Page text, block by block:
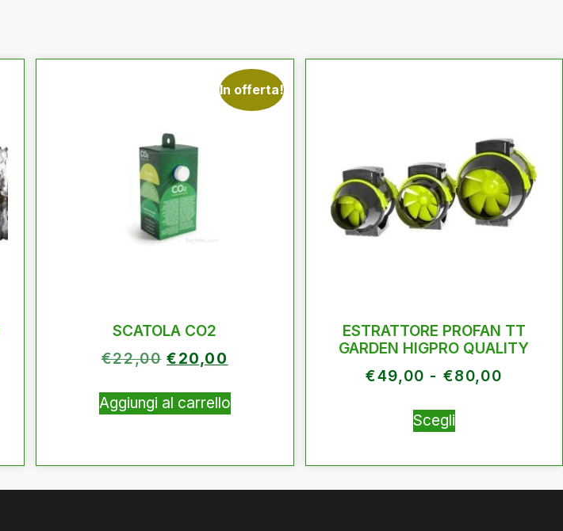
In offerta!
SCATOLA CO2
€22,00 €20,00
Aggiungi al carrello
ESTRATTORE PROFAN TT
GARDEN HIGPRO QUALITY
€49,00 - €80,00
Scegli